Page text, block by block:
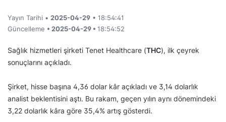
Yayın Tarihi • 2025-04-29 • 18:54:41
Güncelleme • 2025-04-29 • 18:54:52
Sağlık hizmetleri şirketi Tenet Healthcare (THC), ilk çeyrek
sonuçlarını açıkladı.
Şirket, hisse başına 4,36 dolar kâr açıkladı ve 3,14 dolarlık
analist beklentisini aştı. Bu rakam, geçen yılın aynı dönemindeki
3,22 dolarlık kâra göre 35,4% artış gösterdi.